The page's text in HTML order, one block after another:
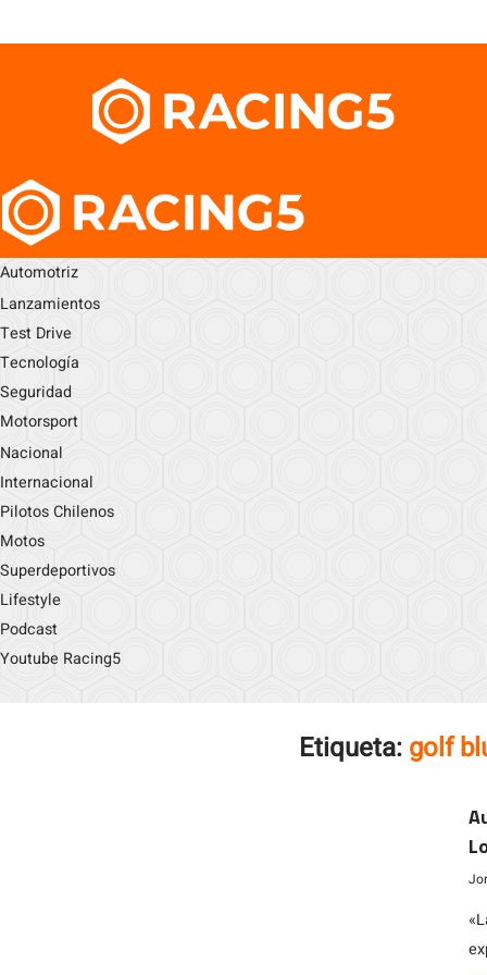
Automotriz
Lanzamientos
Test Drive
Tecnología
Seguridad
Motorsport
Nacional
Internacional
Pilotos Chilenos
Motos
Superdeportivos
Lifestyle
Podcast
Youtube Racing5
Etiqueta: golf